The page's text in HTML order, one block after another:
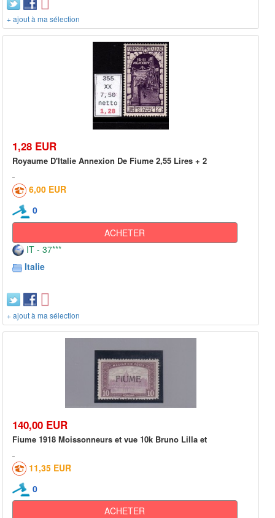
+ ajout à ma sélection
1,28 EUR
Royaume D'Italie Annexion De Fiume 2,55 Lires + 2
6,00 EUR
0
ACHETER
IT - 37***
Italie
+ ajout à ma sélection
140,00 EUR
Fiume 1918 Moissonneurs et vue 10k Bruno Lilla et
11,35 EUR
0
ACHETER